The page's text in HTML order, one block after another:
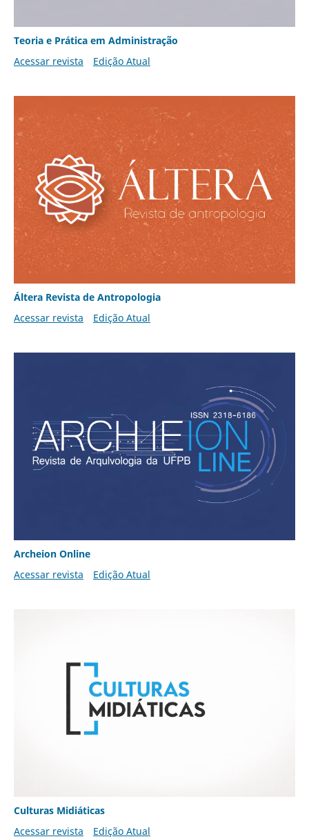
Teoria e Prática em Administração
Acessar revista
Edição Atual
Áltera Revista de Antropologia
Acessar revista
Edição Atual
Archeion Online
Acessar revista
Edição Atual
Culturas Midiáticas
Acessar revista
Edição Atual